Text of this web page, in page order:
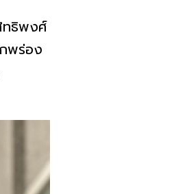
ทธิพงศ์
พร่อง